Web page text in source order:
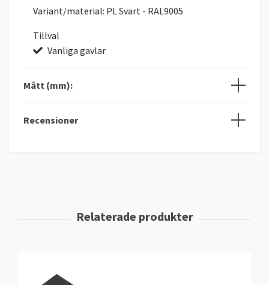
Variant/material: PL Svart - RAL9005
Tillval
Vanliga gavlar
Mått (mm):
Recensioner